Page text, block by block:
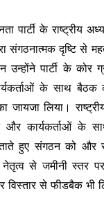
पार्टी के राष्ट्रीय
संगठनात्मक दृष्टि से
उन्होंने पार्टी के कोर
के साथ बैठक
जायजा लिया।
कार्यकर्ताओं के
हुए संगठन को और
से जमीनी स्तर
विस्तार से फीडबैक भी